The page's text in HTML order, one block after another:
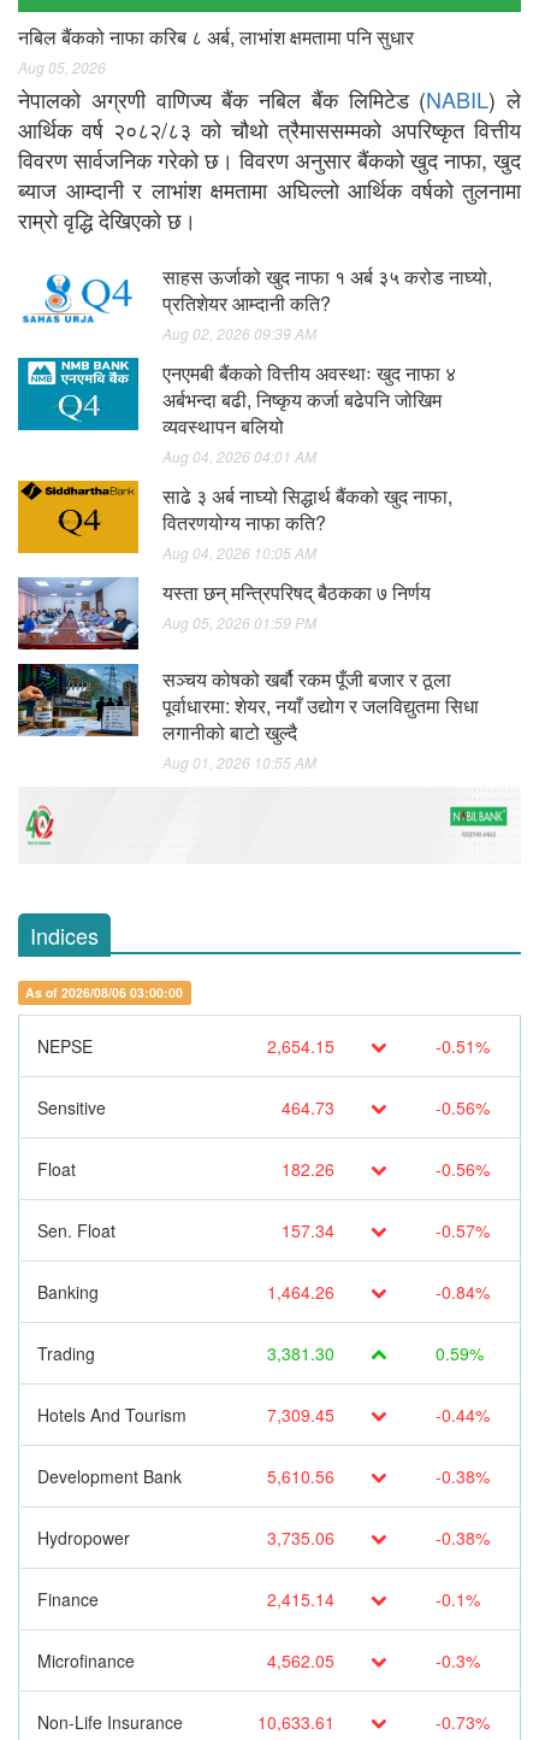
नबिल बैंकको नाफा करिब ८ अर्ब, लाभांश क्षमतामा पनि सुधार
Aug 05, 2026
नेपालको अग्रणी वाणिज्य बैंक नबिल बैंक लिमिटेड (NABIL) ले
आर्थिक वर्ष २०८२/८३ को चौथो त्रैमाससम्मको अपरिष्कृत वित्तीय
विवरण सार्वजनिक गरेको छ। विवरण अनुसार बैंकको खुद नाफा, खुद
ब्याज आम्दानी र लाभांश क्षमतामा अघिल्लो आर्थिक वर्षको तुलनामा
राम्रो वृद्धि देखिएको छ।
साहस ऊर्जाको खुद नाफा १ अर्ब ३५ करोड नाघ्यो,
प्रतिशेयर आम्दानी कति?
Aug 02, 2026 09:39 AM
एनएमबी बैंकको वित्तीय अवस्थाः खुद नाफा ४
अर्बभन्दा बढी, निष्कृय कर्जा बढेपनि जोखिम
व्यवस्थापन बलियो
Aug 04, 2026 04:01 AM
साढे ३ अर्ब नाघ्यो सिद्धार्थ बैंकको खुद नाफा,
वितरणयोग्य नाफा कति?
Aug 04, 2026 10:05 AM
यस्ता छन् मन्त्रिपरिषद् बैठकका ७ निर्णय
Aug 05, 2026 01:59 PM
सञ्चय कोषको खर्बौ रकम पूँजी बजार र ठूला
पूर्वाधारमा: शेयर, नयाँ उद्योग र जलविद्युतमा सिधा
लगानीको बाटो खुल्दै
Aug 01, 2026 10:55 AM
Indices
As of 2026/08/06 03:00:00
NEPSE 2,654.15 -0.51%
Sensitive 464.73 -0.56%
Float 182.26 -0.56%
Sen. Float 157.34 -0.57%
Banking 1,464.26 -0.84%
Trading 3,381.30 0.59%
Hotels And Tourism 7,309.45 -0.44%
Development Bank 5,610.56 -0.38%
Hydropower 3,735.06 -0.38%
Finance 2,415.14 -0.1%
Microfinance 4,562.05 -0.3%
Non-Life Insurance 10,633.61 -0.73%